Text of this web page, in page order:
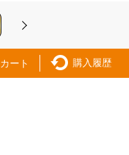
カート 購入履歴